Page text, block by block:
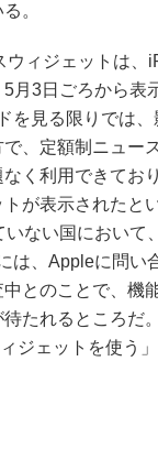
。
ィジェットは、
月3日ごろから表
を見る限りでは
、定額制ニュー
く利用できてお
が表示されたと
いない国において
は、Appleに問い
とのことで、機
たれるところだ
ジェットを使う